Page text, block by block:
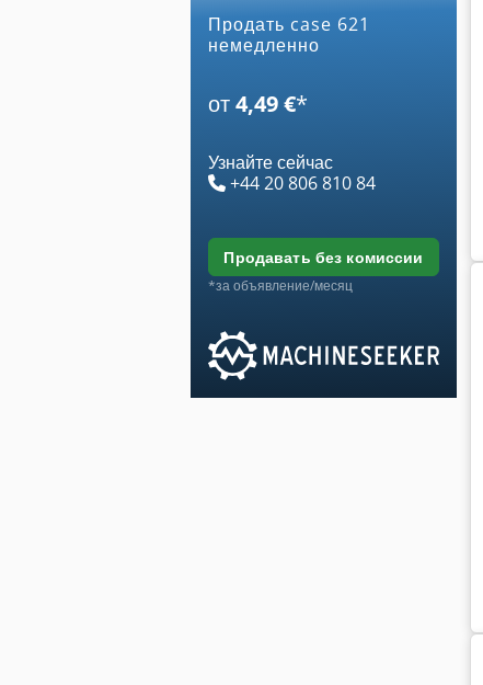
Продать case 621
немедленно
от4,49 €*
Узнайте сейчас
+44 20 806 810 84
продавать без комиссии
*за объявление/месяц